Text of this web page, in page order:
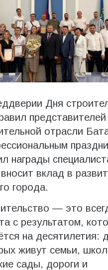
Дня
представителей
отрасли
награды
вклад в
города.
— это
с результатом,
на десятилетия:
живут семьи,
сады, дороги и